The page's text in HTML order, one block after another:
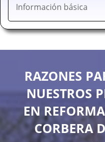
Información básica
RAZONES
NUESTROS
EN
CORBERA